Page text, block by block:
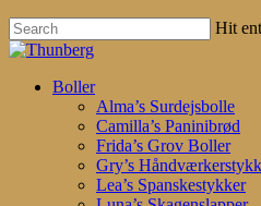
Hit
Close
search
account
Menu
Boller
Alma’s Surdejsbolle
Camilla’s Paninibrød
Frida’s Grov Boller
Gry’s
Lea’s Spanskestykker